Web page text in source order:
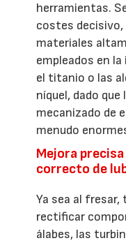
herramientas.
costes
materiales
empleados en
el titanio o las
níquel, dado
mecanizado de
menudo
Mejora
correcto de
Ya sea al
rectificar
álabes, las